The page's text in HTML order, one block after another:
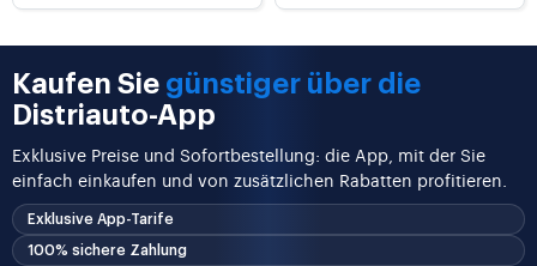
Kaufen Sie günstiger über die
Distriauto-App
Exklusive Preise und Sofortbestellung: die App, mit der Sie
einfach einkaufen und von zusätzlichen Rabatten profitieren.
Exklusive App-Tarife
100% sichere Zahlung